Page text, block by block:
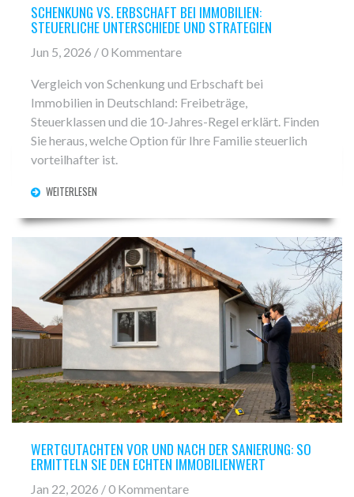
SCHENKUNG VS. ERBSCHAFT BEI IMMOBILIEN:
STEUERLICHE UNTERSCHIEDE UND STRATEGIEN
Jun 5, 2026 / 0 Kommentare
Vergleich von Schenkung und Erbschaft bei
Immobilien in Deutschland: Freibeträge,
Steuerklassen und die 10-Jahres-Regel erklärt. Finden
Sie heraus, welche Option für Ihre Familie steuerlich
vorteilhafter ist.
WEITERLESEN
WERTGUTACHTEN VOR UND NACH DER SANIERUNG: SO
ERMITTELN SIE DEN ECHTEN IMMOBILIENWERT
Jan 22, 2026 / 0 Kommentare